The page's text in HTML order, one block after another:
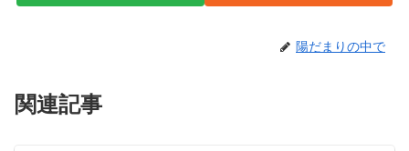
陽だまりの中で
関連記事